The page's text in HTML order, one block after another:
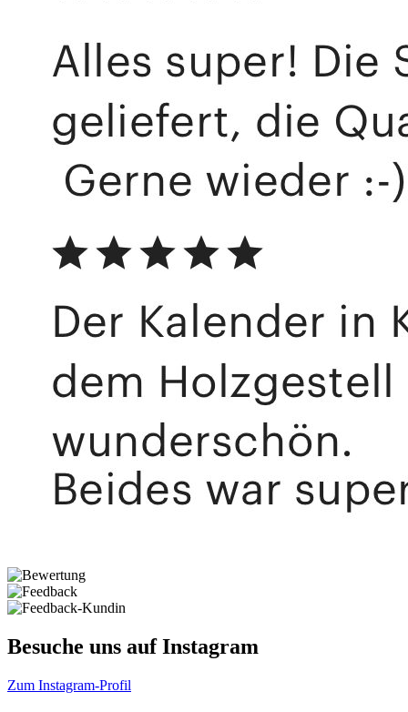
Besuche uns auf Instagram
Zum Instagram-Profil